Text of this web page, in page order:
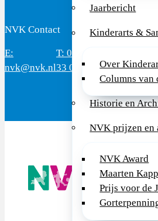
Jaarbericht
Kinderarts &
Over
Columns van
Historie en
NVK prijzen en
NVK Award
Maarten
Prijs voor de
NVK Contact
E:
nvk@nvk.nl
T: 088 - 282
33 06